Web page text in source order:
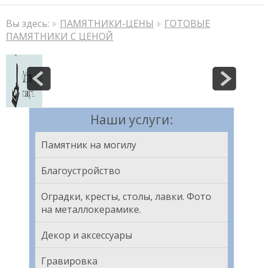
Вы здесь: ПАМЯТНИКИ-ЦЕНЫ
ГОТОВЫЕ
ПАМЯТНИКИ С ЦЕНОЙ
Наши услуги:
Памятник на могилу
Благоустройство
Оградки, кресты, столы, лавки. Фото
на металлокерамике.
Декор и аксессуары
Гравировка